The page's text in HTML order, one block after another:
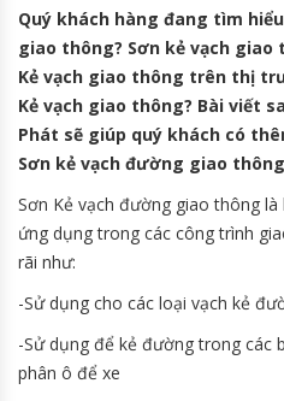
Quý khách hàng đang tìm
giao thông? Sơn kẻ vạch giao
Kẻ vạch giao thông trên thị
Kẻ vạch giao thông? Bài viết
Phát sẽ giúp quý khách có
Sơn kẻ vạch đường giao
Sơn Kẻ vạch đường giao thông
ứng dụng trong các công trình
rãi như:
-Sử dụng cho các loại vạch kẻ
-Sử dụng để kẻ đường trong các
phân ô để xe